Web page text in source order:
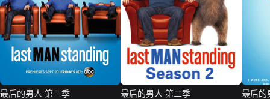
最后的男人 第三季
最后的男人 第二季
最后的